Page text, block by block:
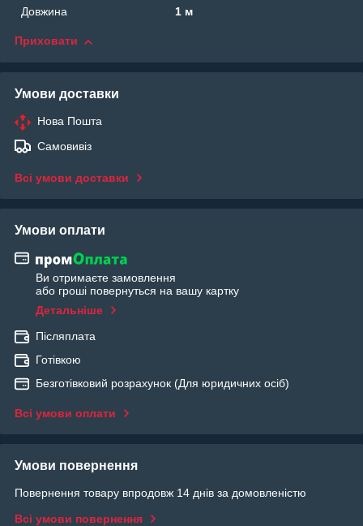
Довжина
1 м
Приховати
Умови доставки
Нова Пошта
Самовивіз
Всі умови доставки
Умови оплати
Ви отримаєте замовлення
або гроші повернуться на вашу картку
Детальніше
Післяплата
Готівкою
Безготівковий розрахунок (Для юридичних осіб)
Всі умови оплати
Умови повернення
Повернення товару впродовж 14 днів за домовленістю
Всі умови повернення